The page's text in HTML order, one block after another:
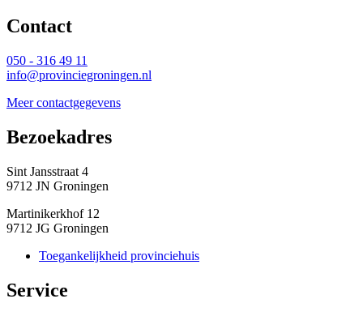
Contact
050 - 316 49 11
info@provinciegroningen.nl
Meer contactgegevens
Bezoekadres
Sint Jansstraat 4
9712 JN Groningen
Martinikerkhof 12
9712 JG Groningen
Toegankelijkheid provinciehuis
Service